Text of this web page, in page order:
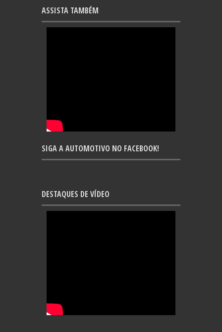
ASSISTA TAMBÉM
SIGA A AUTOMOTIVO NO FACEBOOK!
DESTAQUES DE VÍDEO